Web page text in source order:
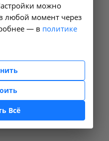
можно
любой момент через
— в политике
Всё